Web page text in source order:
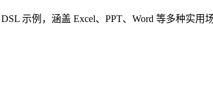
示例，涵盖 Excel、PPT、Word 等多种实用